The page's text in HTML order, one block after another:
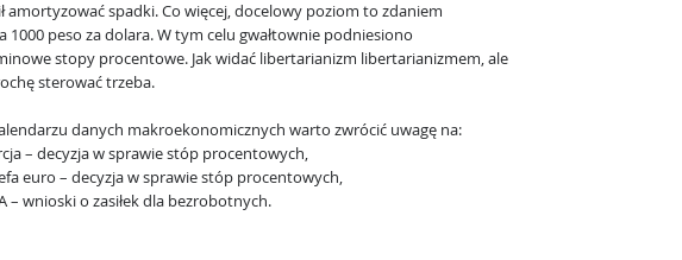
amortyzować spadki. Co więcej, docelowy poziom to zdaniem
1000 peso za dolara. W tym celu gwałtownie podniesiono
stopy procentowe. Jak widać libertarianizm libertarianizmem, ale
sterować trzeba.
danych makroekonomicznych warto zwrócić uwagę na:
– decyzja w sprawie stóp procentowych,
euro – decyzja w sprawie stóp procentowych,
– wnioski o zasiłek dla bezrobotnych.